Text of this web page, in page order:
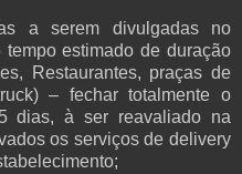
a serem divulgadas no
estimado de duração
Restaurantes, praças de
– fechar totalmente o
dias, à ser reavaliado na
os serviços de delivery